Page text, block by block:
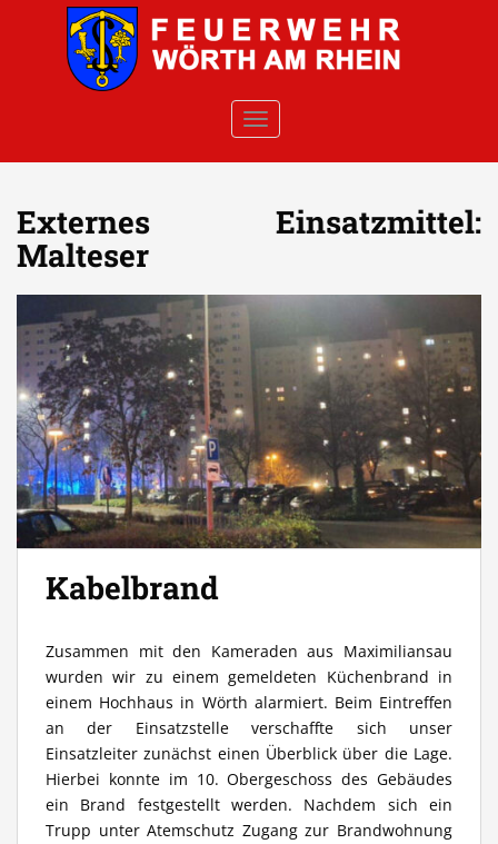
Skip to main content
TOGGLE NAVIGATION
Externes Einsatzmittel:
Malteser
Kabelbrand
Zusammen mit den Kameraden aus Maximiliansau
wurden wir zu einem gemeldeten Küchenbrand in
einem Hochhaus in Wörth alarmiert. Beim Eintreffen
an der Einsatzstelle verschaffte sich unser
Einsatzleiter zunächst einen Überblick über die Lage.
Hierbei konnte im 10. Obergeschoss des Gebäudes
ein Brand festgestellt werden. Nachdem sich ein
Trupp unter Atemschutz Zugang zur Brandwohnung